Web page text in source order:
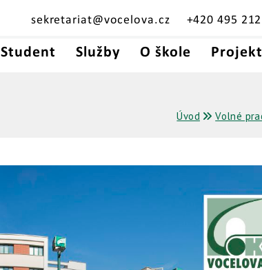
sekretariat@vocelova.cz +420 495
Student Služby O škole
Úvod Volné